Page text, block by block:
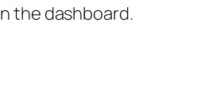
the dashboard.